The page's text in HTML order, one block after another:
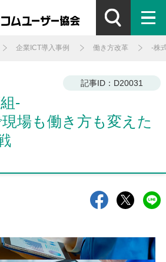
企業ICT導入事例 働き方改革 -株
-
現場も働き方も変えた
記事ID：D20031